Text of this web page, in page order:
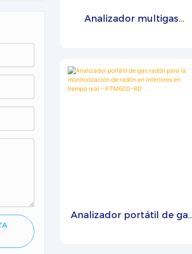
Analizador multigas
Analizador portátil de gas